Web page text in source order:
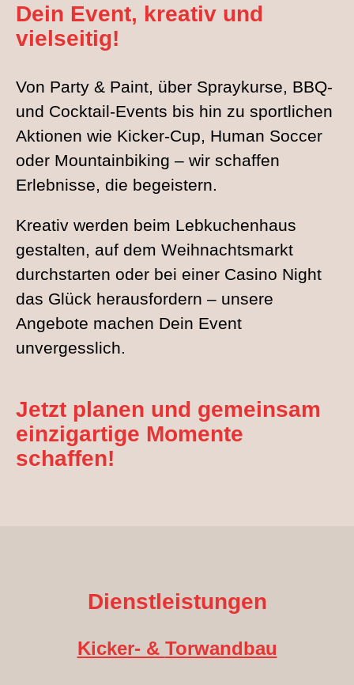
Dein Event, kreativ und
vielseitig!
Von Party & Paint, über Spraykurse, BBQ-
und Cocktail-Events bis hin zu sportlichen
Aktionen wie Kicker-Cup, Human Soccer
oder Mountainbiking – wir schaffen
Erlebnisse, die begeistern.
Kreativ werden beim Lebkuchenhaus
gestalten, auf dem Weihnachtsmarkt
durchstarten oder bei einer Casino Night
das Glück herausfordern – unsere
Angebote machen Dein Event
unvergesslich.
Jetzt planen und gemeinsam
einzigartige Momente
schaffen!
Dienstleistungen
Kicker- & Torwandbau